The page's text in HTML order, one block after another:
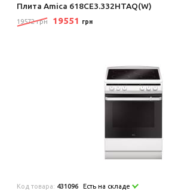
Плита Amica 618CE3.332HTAQ(W)
19572 грн 19551 грн
Код товара: 431096 Есть на складе